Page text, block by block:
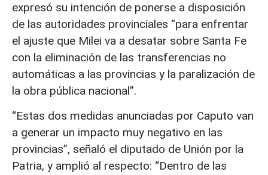
expresó su intención de ponerse a disposición
de las autoridades provinciales “para enfrentar
el ajuste que Milei va a desatar sobre Santa Fe
con la eliminación de las transferencias no
automáticas a las provincias y la paralización de
la obra pública nacional”.
“Estas dos medidas anunciadas por Caputo van
a generar un impacto muy negativo en las
provincias”, señaló el diputado de Unión por la
Patria, y amplió al respecto: “Dentro de las